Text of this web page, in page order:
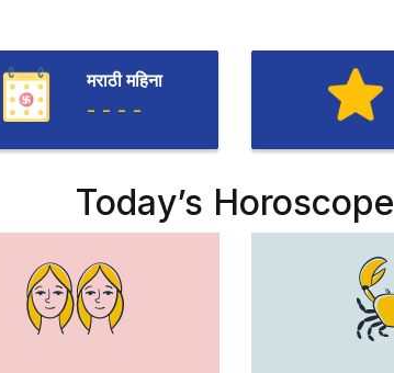
मराठी महिना
- - - -
Today’s Horoscope